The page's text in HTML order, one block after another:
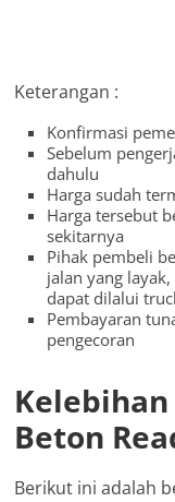
Keterangan :
Konfirmasi
Sebelum
dahulu
Harga sudah
Harga tersebut
sekitarnya
Pihak pembeli
jalan yang
dapat dilalui
Pembayaran
pengecoran
Beton
Berikut ini adalah